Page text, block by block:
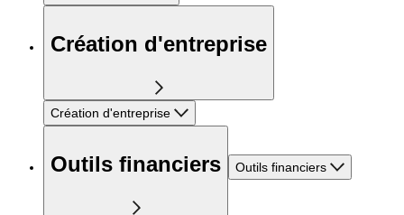
Création d'entreprise
Création d'entreprise
Outils financiers Outils financiers